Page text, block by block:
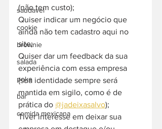
saudavel
cookie
brownie
salada
poke
bar
comida mexicana
(não tem custo);
Quiser indicar um negócio que
ainda não tem cadastro aqui no
site;
Quiser dar um feedback da sua
experiência com essa empresa
(sua identidade sempre será
mantida em sigilo, como é de
prática do @jadeixasalvo);
Tiver interesse em deixar sua